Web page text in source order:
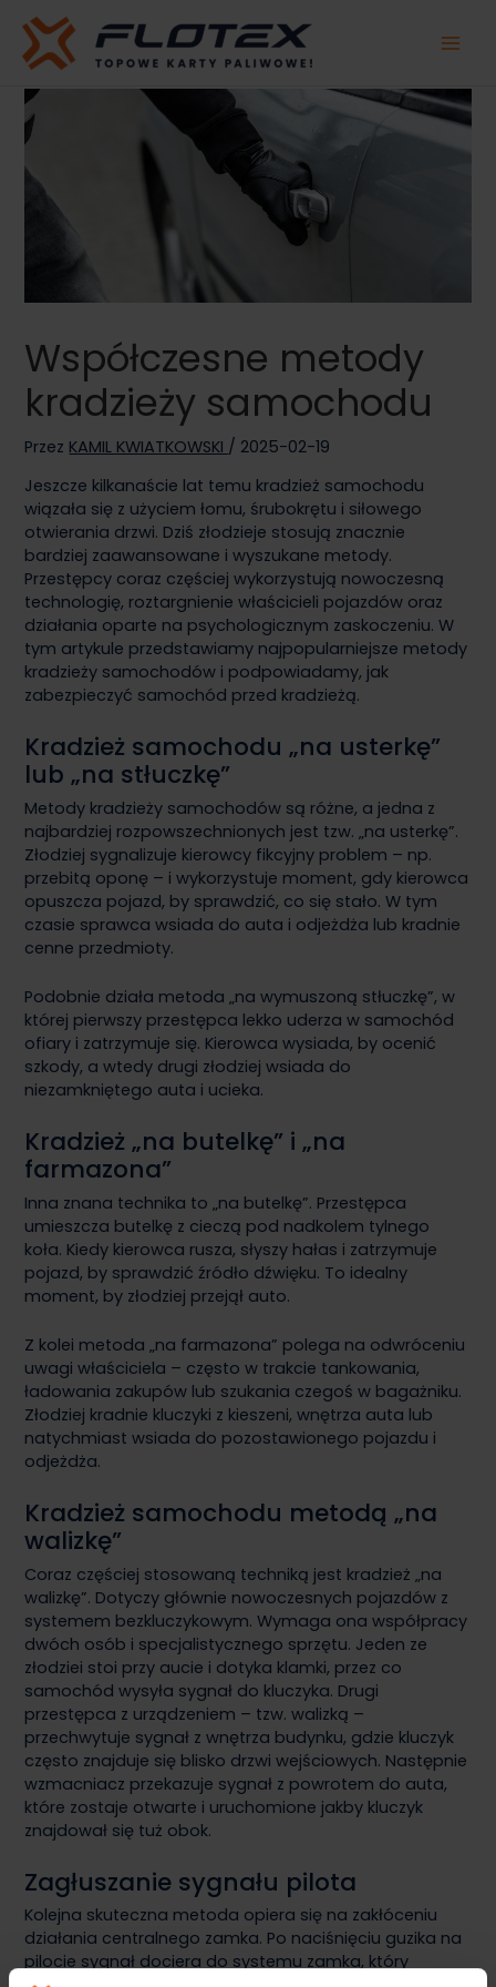
treści
Współczesne metody
kradzieży samochodu
Przez KAMIL KWIATKOWSKI / 2025-02-19
Jeszcze kilkanaście lat temu kradzież samochodu
wiązała się z użyciem łomu, śrubokrętu i siłowego
otwierania drzwi. Dziś złodzieje stosują znacznie
bardziej zaawansowane i wyszukane metody.
Przestępcy coraz częściej wykorzystują nowoczesną
technologię, roztargnienie właścicieli pojazdów oraz
działania oparte na psychologicznym zaskoczeniu. W
tym artykule przedstawiamy najpopularniejsze metody
kradzieży samochodów i podpowiadamy, jak
zabezpieczyć samochód przed kradzieżą.
Kradzież samochodu „na usterkę”
lub „na stłuczkę”
Metody kradzieży samochodów są różne, a jedna z
najbardziej rozpowszechnionych jest tzw. „na usterkę”.
Złodziej sygnalizuje kierowcy fikcyjny problem – np.
przebitą oponę – i wykorzystuje moment, gdy kierowca
opuszcza pojazd, by sprawdzić, co się stało. W tym
czasie sprawca wsiada do auta i odjeżdża lub kradnie
cenne przedmioty.
Podobnie działa metoda „na wymuszoną stłuczkę”, w
której pierwszy przestępca lekko uderza w samochód
ofiary i zatrzymuje się. Kierowca wysiada, by ocenić
szkody, a wtedy drugi złodziej wsiada do
niezamkniętego auta i ucieka.
Kradzież „na butelkę” i „na
farmazona”
Inna znana technika to „na butelkę”. Przestępca
umieszcza butelkę z cieczą pod nadkolem tylnego
koła. Kiedy kierowca rusza, słyszy hałas i zatrzymuje
pojazd, by sprawdzić źródło dźwięku. To idealny
moment, by złodziej przejął auto.
Z kolei metoda „na farmazona” polega na odwróceniu
uwagi właściciela – często w trakcie tankowania,
ładowania zakupów lub szukania czegoś w bagażniku.
Złodziej kradnie kluczyki z kieszeni, wnętrza auta lub
natychmiast wsiada do pozostawionego pojazdu i
odjeżdża.
Kradzież samochodu metodą „na
walizkę”
Coraz częściej stosowaną techniką jest kradzież „na
walizkę”. Dotyczy głównie nowoczesnych pojazdów z
systemem bezkluczykowym. Wymaga ona współpracy
dwóch osób i specjalistycznego sprzętu. Jeden ze
złodziei stoi przy aucie i dotyka klamki, przez co
samochód wysyła sygnał do kluczyka. Drugi
przestępca z urządzeniem – tzw. walizką –
przechwytuje sygnał z wnętrza budynku, gdzie kluczyk
często znajduje się blisko drzwi wejściowych. Następnie
wzmacniacz przekazuje sygnał z powrotem do auta,
które zostaje otwarte i uruchomione jakby kluczyk
znajdował się tuż obok.
Zagłuszanie sygnału pilota
Kolejna skuteczna metoda opiera się na zakłóceniu
działania centralnego zamka. Po naciśnięciu guzika na
pilocie sygnał dociera do systemu zamka, który